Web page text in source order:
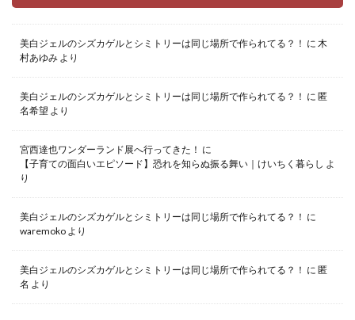
美白ジェルのシズカゲルとシミトリーは同じ場所で作られてる？！ に 木
村あゆみ より
美白ジェルのシズカゲルとシミトリーは同じ場所で作られてる？！ に 匿
名希望 より
宮西達也ワンダーランド展へ行ってきた！ に
【子育ての面白いエピソード】恐れを知らぬ振る舞い｜けいちく暮らし よ
り
美白ジェルのシズカゲルとシミトリーは同じ場所で作られてる？！ に
waremoko より
美白ジェルのシズカゲルとシミトリーは同じ場所で作られてる？！ に 匿
名 より